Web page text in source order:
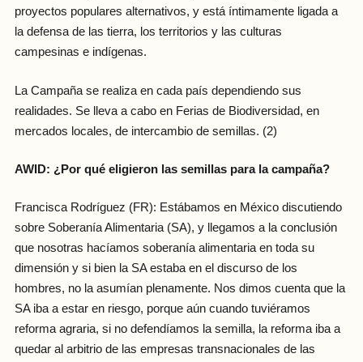
proyectos populares alternativos, y está íntimamente ligada a
la defensa de las tierra, los territorios y las culturas
campesinas e indígenas.
La Campaña se realiza en cada país dependiendo sus
realidades. Se lleva a cabo en Ferias de Biodiversidad, en
mercados locales, de intercambio de semillas. (2)
AWID: ¿Por qué eligieron las semillas para la campaña?
Francisca Rodríguez (FR): Estábamos en México discutiendo
sobre Soberanía Alimentaria (SA), y llegamos a la conclusión
que nosotras hacíamos soberanía alimentaria en toda su
dimensión y si bien la SA estaba en el discurso de los
hombres, no la asumían plenamente. Nos dimos cuenta que la
SA iba a estar en riesgo, porque aún cuando tuviéramos
reforma agraria, si no defendíamos la semilla, la reforma iba a
quedar al arbitrio de las empresas transnacionales de las